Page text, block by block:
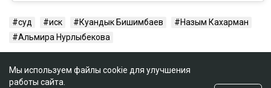
суд иск Куандык Бишимбаев
Назым Кахарман
Альмира Нурлыбекова
Мы используем файлы cookie для улучшения
работы сайта.